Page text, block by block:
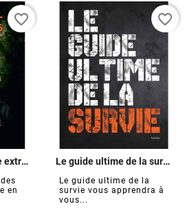
Le guide de la survie extrême
en
favorite_border
Le guide ultime de la survie
Le guide ultime de la
survie vous apprendra à
vous...
favorite_border